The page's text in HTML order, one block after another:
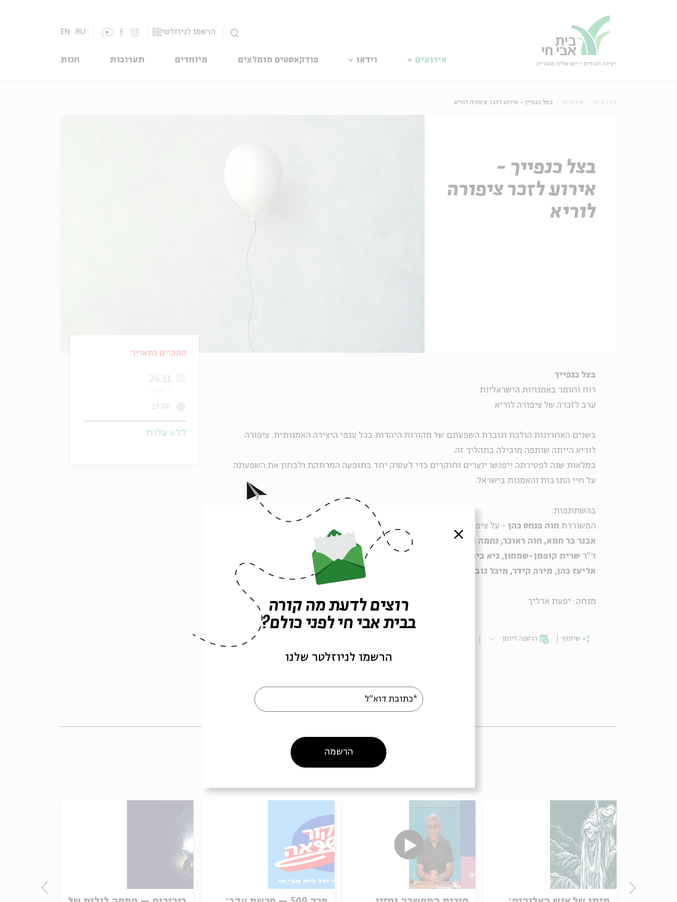
הרשמו לניוזלטר EN RU
אירועים וידאו פודקאסטים מומלצים מיוחדים תערוכות חנות
דף הבית אירועים בצל כנפייך - אירוע לזכר ציפורה לוריא
בצל כנפייך -
אירוע לזכר ציפורה
לוריא
בצל כנפייך
רוח וחומר באמנויות הישראליות
ערב לזכרה של ציפורה לוריא
בשנים האחרונות הולכת וגוברת השפעתם של מקורות היהדות בכל ענפי היצירה האמנותית. ציפורה
לוריא הייתה שותפה מובילה בתהליך זה.
במלאות שנה לפטירתה ייפגשו יוצרים וחוקרים כדי לעסוק יחד בתופעה המרתקת ולבחון את השפעתה
על חיי התרבות והאמנות בישראל.
בהשתתפות:
המשוררת חוה פנחס כהן - על ציפורה לוריא
אבנר בר חמא, חוה ראוכר, נחמה גולן
- על אמנות פלסטית בהשראת המקורות
ד"ר שרית קופמן-שמחון, גיא בירן, רבקה מנוביץ
- על עיבוד מקורות לתיאטרון
אליעז כהן, מירה קידר, מיכל גוברין
- על ספרות בהשראת המקורות
מנחה: יפעת ארליך
שיתוף הוספה ליומן
התקיים בתאריך:
24.11
19:00
ללא עלות
סגור
רוצים לדעת מה קורה
בבית אבי חי לפני כולם?
הרשמו לניוזלטר שלנו
*כתובת דוא"ל
הרשמה